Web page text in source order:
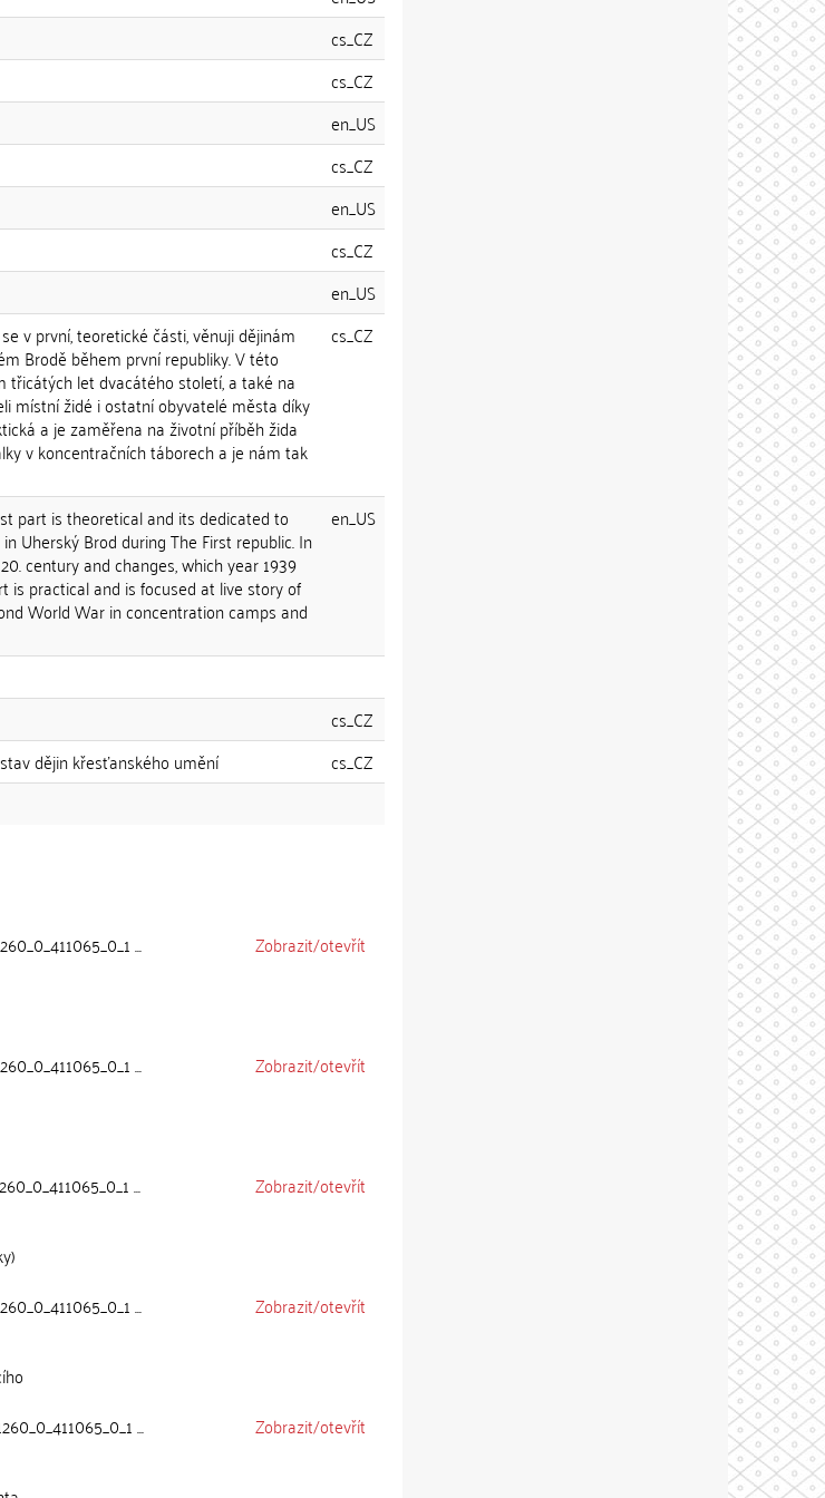
cs_CZ
cs_CZ
en_US
cs_CZ
en_US
cs_CZ
en_US
v první, teoretické části, věnuji dějinám
Brodě během první republiky. V této
let dvacátého století, a také na
místní židé i ostatní obyvatelé města díky
a je zaměřena na životní příběh žida
v koncentračních táborech a je nám tak
cs_CZ
part is theoretical and its dedicated to
Uherský Brod during The First republic. In
century and changes, which year 1939
is practical and is focused at live story of
World War in concentration camps and
en_US
cs_CZ
dějin křesťanského umění
cs_CZ
... Zobrazit/otevřít
... Zobrazit/otevřít
... Zobrazit/otevřít
... Zobrazit/otevřít
... Zobrazit/otevřít